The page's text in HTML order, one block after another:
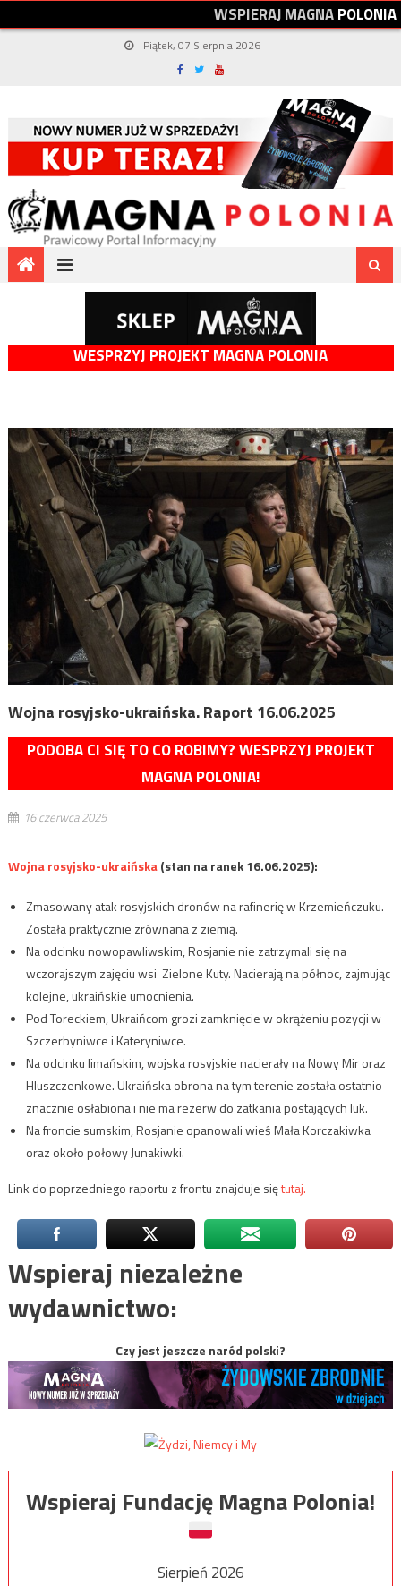
WSPIERAJMAGNAPOLONIA
Piątek, 07 Sierpnia 2026
WESPRZYJ PROJEKT MAGNA POLONIA
Wojna rosyjsko-ukraińska. Raport 16.06.2025
PODOBA CI SIĘ TO CO ROBIMY? WESPRZYJ PROJEKT
MAGNA POLONIA!
16 czerwca 2025
Wojna rosyjsko-ukraińska(stan na ranek 16.06.2025):
Zmasowany atak rosyjskich dronów na rafinerię w Krzemieńczuku.
Została praktycznie zrównana z ziemią.
Na odcinku nowopawliwskim, Rosjanie nie zatrzymali się na
wczorajszym zajęciu wsi Zielone Kuty. Nacierają na północ, zajmując
kolejne, ukraińskie umocnienia.
Pod Toreckiem, Ukraińcom grozi zamknięcie w okrążeniu pozycji w
Szczerbyniwce i Kateryniwce.
Na odcinku limańskim, wojska rosyjskie nacierały na Nowy Mir oraz
Hluszczenkowe. Ukraińska obrona na tym terenie została ostatnio
znacznie osłabiona i nie ma rezerw do zatkania postających luk.
Na froncie sumskim, Rosjanie opanowali wieś Mała Korczakiwka
oraz około połowy Junakiwki.
Link do poprzedniego raportu z frontu znajduje siętutaj.
Wspieraj niezależne
wydawnictwo:
Czy jest jeszcze naród polski?
Wspieraj Fundację Magna Polonia!
Sierpień 2026